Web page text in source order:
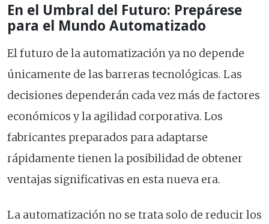
En el Umbral del Futuro: Prepárese
para el Mundo Automatizado
El futuro de la automatización ya no depende
únicamente de las barreras tecnológicas. Las
decisiones dependerán cada vez más de factores
económicos y la agilidad corporativa. Los
fabricantes preparados para adaptarse
rápidamente tienen la posibilidad de obtener
ventajas significativas en esta nueva era.
La automatización no se trata solo de reducir los